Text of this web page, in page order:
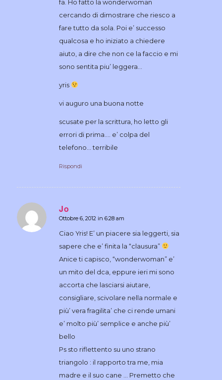
fa. Ho fatto la wonderwoman
cercando di dimostrare che riesco a
fare tutto da sola. Poi e’ successo
qualcosa e ho iniziato a chiedere
aiuto, a dire che non ce la faccio e mi
sono sentita piu’ leggera…
yris
vi auguro una buona notte
scusate per la scrittura, ho letto gli
errori di prima…. e’ colpa del
telefono… terribile
Rispondi
Jo
dice:
Ottobre 6, 2012 in 6:28 am
Ciao Yris! E’ un piacere sia leggerti, sia
sapere che e’ finita la “clausura”
Anice ti capisco, “wonderwoman” e’
un mito del dca, eppure ieri mi sono
accorta che lasciarsi aiutare,
consigliare, scivolare nella normale e
più’ vera fragilita’ che ci rende umani
e’ molto più’ semplice e anche più’
bello
Ps sto riflettento su uno strano
triangolo : il rapporto tra me, mia
madre e il suo cane … Premetto che